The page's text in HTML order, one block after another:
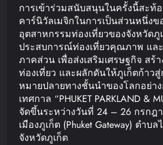
การเข้าร่วมสนับสนุนในครั้งนี้สะท้
คาร์นิวัลเมจิกในการเป็นส่วนหนึ่ง
อุตสาหกรรมท่องเที่ยวของจังหวัดภู
ประสบการณ์ท่องเที่ยวคุณภาพ แล
ภาคส่วน เพื่อส่งเสริมเศรษฐกิจ สร้
ท่องเที่ยว และผลักดันให้ภูเก็ตก้าว
หมายปลายทางชั้นนำของโลกอย่า
เทศกาล “PHUKET PARKLAND &
จัดขึ้นระหว่างวันที่ 24 – 26 กรก
เมืองภูเก็ต (Phuket Gateway) ตำบ
จังหวัดภูเก็ต